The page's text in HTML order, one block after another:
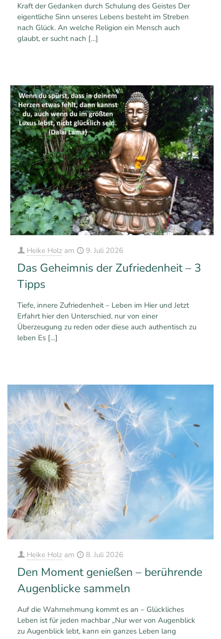
Kraft der Gedanken durch Schulung des Geistes Der
eigentliche Sinn unseres Lebens besteht im Streben
nach Glück. An welche Religion ein Mensch auch
glaubt, er sucht nach […]
Heike Holz am 9. Juli 2026
Das Geheimnis der Zufriedenheit – 3
Tipps
Tiefe, innere Zufriedenheit – Leben im Hier und Jetzt
Erfahrt hier den Unterschied, nur von einer
Überzeugung zu reden oder diese auch authentisch zu
leben Es […]
Heike Holz am 8. Juli 2026
Den Moment genießen – berührende
Augenblicke sammeln
Auf die Wahrnehmung kommt es an – Glückliches
Leben ist für jeden machbar „Nur wer von Augenblick
zu Augenblick lebt, kann ein ganzes Leben lang